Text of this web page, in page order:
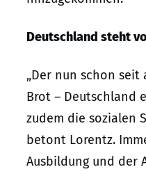
Deutschland steht
„Der nun schon
Brot – Deutschland
zudem die sozialen
betont Lorentz.
Ausbildung und der